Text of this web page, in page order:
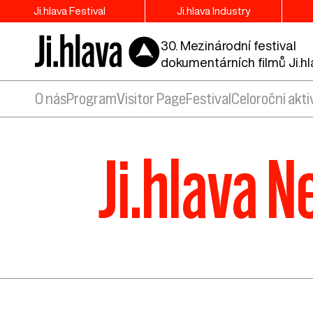
Ji.hlava Festival Ji.hlava Industry
30. Mezinárodní festival
dokumentárních filmů
O násProgramVisitor PageFestival Celoroční
Ji.hlava